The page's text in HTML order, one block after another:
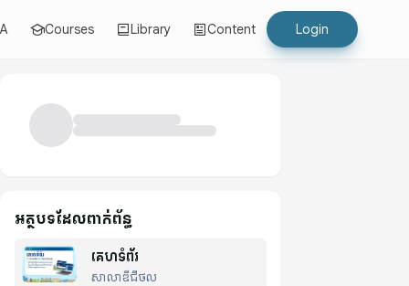
Courses Library Content Login
អត្ថបទដែលពាក់ព័ន្ធ
គេហទំព័រ
សាលាឌីជីថល